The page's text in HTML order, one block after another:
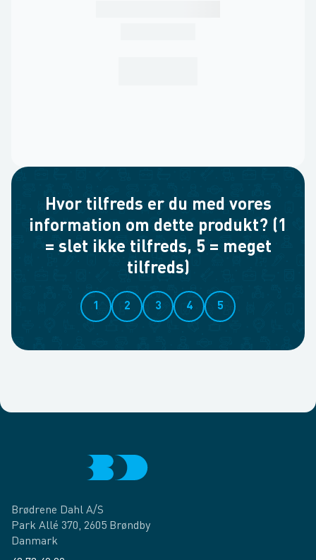
Hvor tilfreds er du med vores
information om dette produkt? (1
= slet ikke tilfreds, 5 = meget
tilfreds)
1 2 3 4 5
Brødrene Dahl A/S
Park Allé 370, 2605 Brøndby
Danmark